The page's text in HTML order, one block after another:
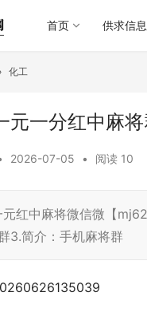
首页 供求信息
化工
元一分红中麻
2026-07-05 • 阅读 10
元红中麻将微信微【
3.简介：手机麻将群